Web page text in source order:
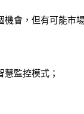
機會，但有可能市
監控模式；